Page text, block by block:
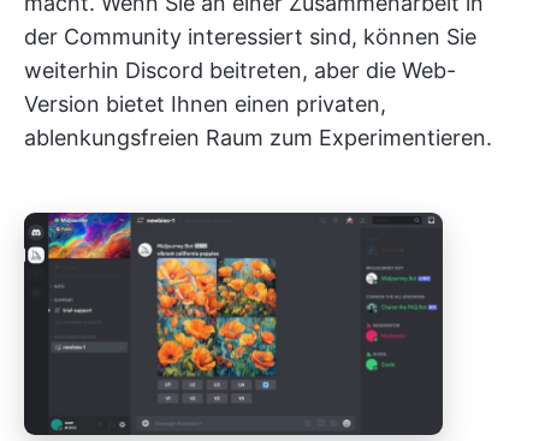
der Community interessiert sind, können Sie
weiterhin Discord beitreten, aber die Web-
Version bietet Ihnen einen privaten,
ablenkungsfreien Raum zum Experimentieren.